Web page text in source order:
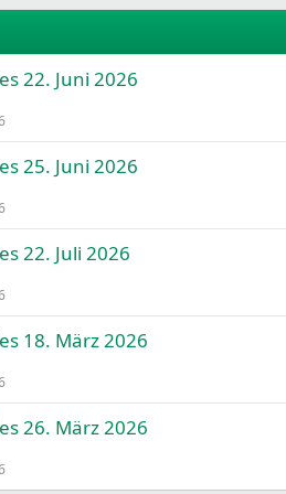
Roman
MS
22. Juni 2026
25. Juni 2026
22. Juli 2026
18. März 2026
26. März 2026